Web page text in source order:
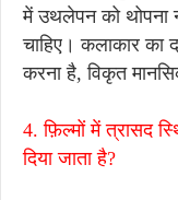
में उथलेपन को थोपना
चाहिए। कलाकार का
करना है, विकृत
4. फ़िल्मों में त्रासद
दिया जाता है?